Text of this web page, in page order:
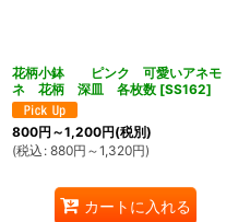
花柄小鉢 ピンク 可愛いアネモ
ネ 花柄 深皿 各枚数 [SS162]
800円 ～1,200円(税別)
(税込 : 880円 ～1,320円)
カートに入れる